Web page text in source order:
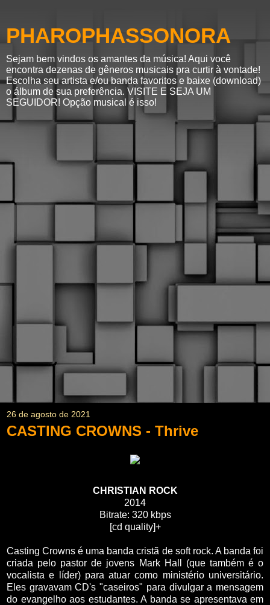
PHAROPHASSONORA
Sejam bem vindos os amantes da música! Aqui você
encontra dezenas de gêneros musicais pra curtir à vontade!
Escolha seu artista e/ou banda favoritos e baixe (download)
o álbum de sua preferência. VISITE E SEJA UM
SEGUIDOR! Opção musical é isso!
26 de agosto de 2021
CASTING CROWNS - Thrive
CHRISTIAN ROCK
2014
Bitrate: 320 kbps
[cd quality]+
Casting Crowns é uma banda cristã de soft rock. A banda foi
criada pelo pastor de jovens Mark Hall (que também é o
vocalista e líder) para atuar como ministério universitário.
Eles gravavam CD's "caseiros" para divulgar a mensagem
do evangelho aos estudantes. A banda se apresentava em